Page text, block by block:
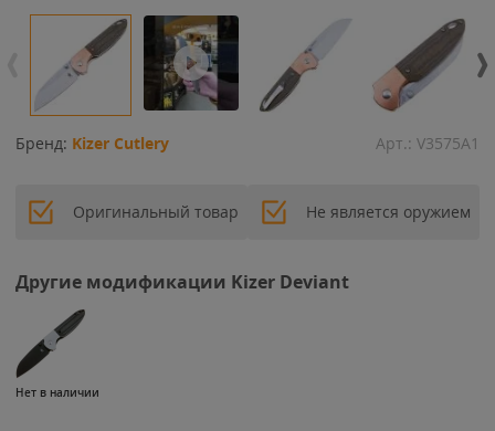
Бренд: Kizer Cutlery Арт.: V3575A1
Оригинальный товар Не является оружием
Другие модификации Kizer Deviant
Нет в наличии